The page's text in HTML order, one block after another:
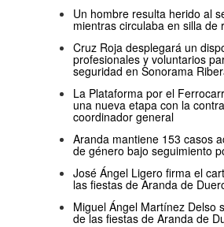
Un hombre resulta herido al
mientras circulaba en silla de
Cruz Roja desplegará un
profesionales y voluntarios
seguridad en Sonorama
La Plataforma por el
una nueva etapa con la
coordinador general
Aranda mantiene 153 casos
de género bajo seguimiento
José Ángel Ligero firma el
las fiestas de Aranda de
Miguel Ángel Martínez Delso
de las fiestas de Aranda de